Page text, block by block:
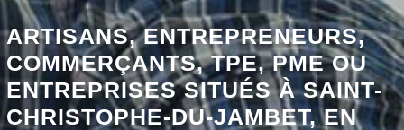
ARTISANS, ENTREPRENEURS,
COMMERÇANTS, TPE, PME OU
ENTREPRISES SITUÉS À SAINT-
CHRISTOPHE-DU-JAMBET, EN